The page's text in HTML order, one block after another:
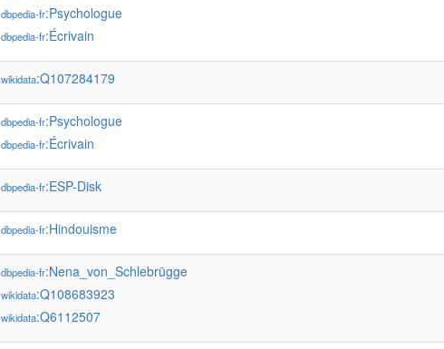
dbpedia-fr:Psychologue
dbpedia-fr:Écrivain
wikidata:Q107284179
dbpedia-fr:Psychologue
dbpedia-fr:Écrivain
dbpedia-fr:ESP-Disk
dbpedia-fr:Hindouisme
dbpedia-fr:Nena_von_Schlebrügge
wikidata:Q108683923
wikidata:Q6112507